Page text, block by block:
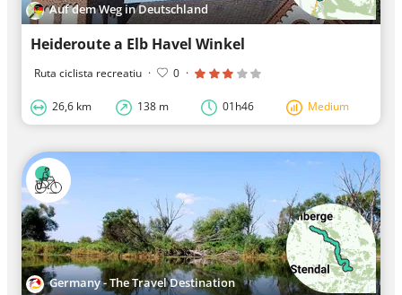
Auf dem Weg in Deutschland
Heideroute a Elb Havel Winkel
Ruta ciclista recreatiu · 0 ·
26,6 km 138 m 01h46 Medium
Germany - The Travel Destination